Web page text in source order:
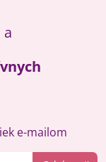
e-mailom